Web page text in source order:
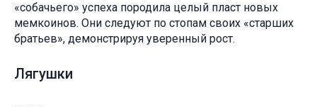
«собачьего» успеха породила целый пласт новых
мемкоинов. Они следуют по стопам своих «старших
братьев», демонстрируя уверенный рост.
Лягушки